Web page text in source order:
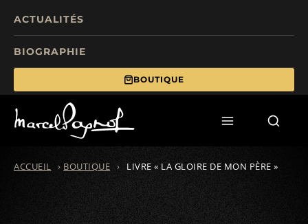
ACTUALITÉS
BIOGRAPHIE
BOUTIQUE
ÉCRITS
ACCUEIL › BOUTIQUE › LIVRE « LA GLOIRE DE MON PÈRE »